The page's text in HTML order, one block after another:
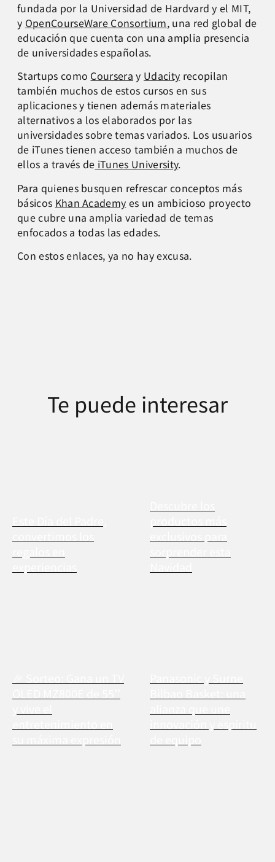
fundada por la Universidad de Hardvard y el MIT,
y OpenCourseWare Consortium, una red global de
educación que cuenta con una amplia presencia
de universidades españolas.
Startups como Coursera y Udacity recopilan
también muchos de estos cursos en sus
aplicaciones y tienen además materiales
alternativos a los elaborados por las
universidades sobre temas variados. Los usuarios
de iTunes tienen acceso también a muchos de
ellos a través de iTunes University.
Para quienes busquen refrescar conceptos más
básicos Khan Academy es un ambicioso proyecto
que cubre una amplia variedad de temas
enfocados a todas las edades.
Con estos enlaces, ya no hay excusa.
Te puede interesar